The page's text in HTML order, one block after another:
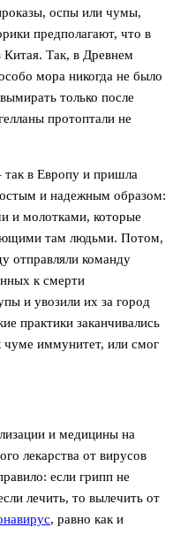
оспы или чумы,
предполагают, что в
Китая. Так, в Древнем
мора никогда не было
только после
протоптали не
так в Европу и пришла
и надежным образом:
и молотками, которые
там людьми. Потом,
отправляли команду
к смерти
и увозили их за город
практики заканчивались
чуме иммунитет, или смог
и медицины на
лекарства от вирусов
если грипп не
лечить, то вылечить от
, равно как и